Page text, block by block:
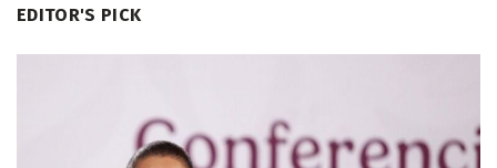
EDITOR'S PICK